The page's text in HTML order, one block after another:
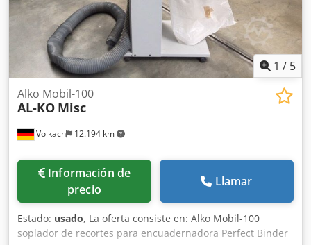
secos en diversos procesos tecnológicos – las bolsas
filtrantes pueden cambiarse según los requisitos y el uso
previsto. Potencia del ventilador: 7,5 kW Capacidad: 6000
m3/h Vacío: 2400 Pa Diámetro de la boca: 300 mm Retorno
de aire Automatización para arranque directo desde las
máquinas. N.º de almacén: 1131
1 / 5
Volkach 12.194 km
Alko Mobil-100
AL-KO Misc
Información de
precio
Llamar
Estado: usado, La oferta consiste en: Alko Mobil-100
soplador de recortes para encuadernadora Perfect Binder